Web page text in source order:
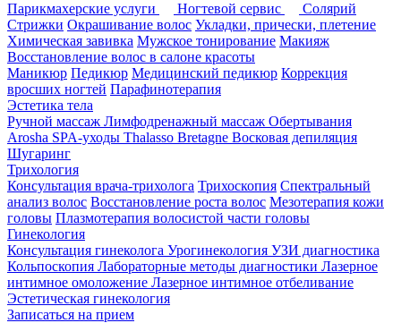
Парикмахерские услуги
Ногтевой сервис
Солярий
Стрижки Окрашивание волос Укладки, прически, плетение
Химическая завивка Мужское тонирование Макияж
Восстановление волос в салоне красоты
Маникюр Педикюр Медицинский педикюр Коррекция
вросших ногтей Парафинотерапия
Эстетика тела
Ручной массаж Лимфодренажный массаж Обертывания
Arosha SPA-уходы Thalasso Bretagne Восковая депиляция
Шугаринг
Трихология
Консультация врача-трихолога Трихоскопия Спектральный
анализ волос Восстановление роста волос Мезотерапия кожи
головы Плазмотерапия волосистой части головы
Гинекология
Консультация гинеколога Урогинекология УЗИ диагностика
Кольпоскопия Лабораторные методы диагностики Лазерное
интимное омоложение Лазерное интимное отбеливание
Эстетическая гинекология
Записаться на прием